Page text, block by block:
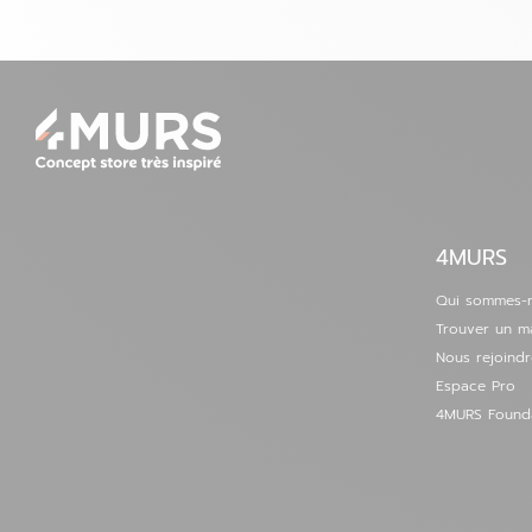
6 Arras - Duisans - Fermé
Voir la fiche
Définir comme magasin préféré
Lens - Vendin-le-Vieil - Fermé
4MURS
Qui sommes-
Trouver un
Nous
Espace Pro
4MURS